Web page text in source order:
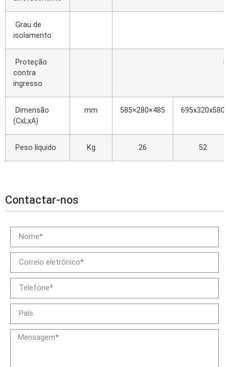
Grau de
isolamento
Proteção
contra
ingresso
Dimensão
(CxLxA)
mm 585×280×485 695x320x580
Peso líquido Kg 26 52
Contactar-nos